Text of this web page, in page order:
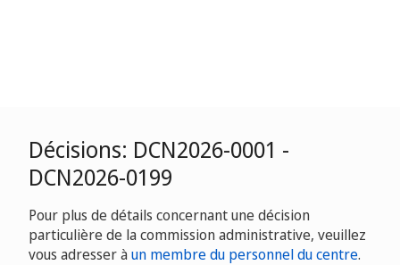
Décisions: DCN2026-0001 -
DCN2026-0199
Pour plus de détails concernant une décision
particulière de la commission administrative, veuillez
vous adresser àun membre du personnel du centre.